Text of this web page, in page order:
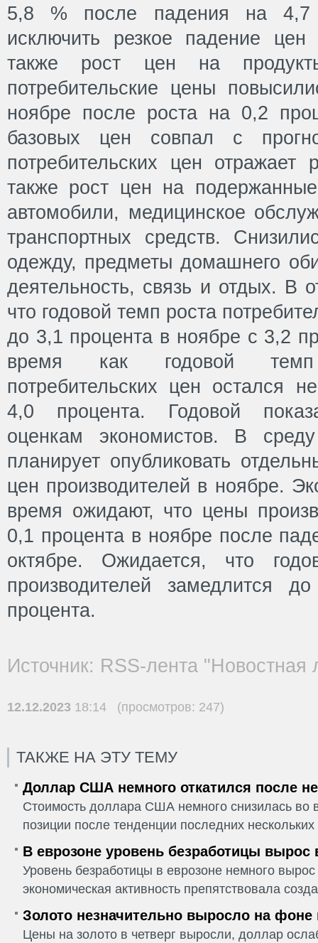
5,8 % после падения на
исключить резкое падение цен
также рост цен на
потребительские цены
ноябре после роста на 0,2
базовых цен совпал с
потребительских цен
также рост цен на
автомобили, медицинское
транспортных средств.
одежду, предметы домашнего
деятельность, связь и отдых. В
что годовой темп роста
до 3,1 процента в ноябре с 3,2
время как годовой
потребительских цен остался
4,0 процента. Годовой
оценкам экономистов. В
планирует опубликовать
цен производителей в ноябре.
время ожидают, что цены
0,1 процента в ноябре после
октябре. Ожидается, что
производителей замедлится
процента.
Источник: RSS-лента "Новостная
12.12.2023 18:14 (просмотров: 247)
ТАКЖЕ НА ЭТУ ТЕМУ
Доллар США немного откатился после
Стоимость доллара США немного снизилась во
позиции после тенденции последних
В еврозоне уровень безработицы вырос
Уровень безработицы в еврозоне немного
экономическая активность препятствовала
Золото незначительно выросло на фоне
Цены на золото в четверг выросли, доллар